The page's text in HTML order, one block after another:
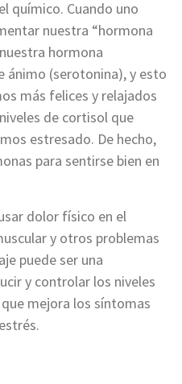
químico. Cuando uno
nuestra “hormona
hormona
ánimo (serotonina), y esto
más felices y relajados
de cortisol que
estresado. De hecho,
para sentirse bien en
dolor físico en el
y otros problemas
puede ser una
y controlar los niveles
mejora los síntomas